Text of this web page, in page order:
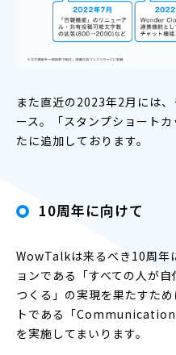
また直近の2023年2月には
ース。「スタンプショート
たに追加しております。
10周年に向けて
WowTalkは来るべき10周年
ョンである「すべての人が
つくる」の実現を果たすた
トである「
を実施してまいります。